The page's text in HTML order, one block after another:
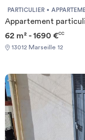
PARTICULIER
Appartement
62 m² - 1690 €CC
13012 Marseille 12